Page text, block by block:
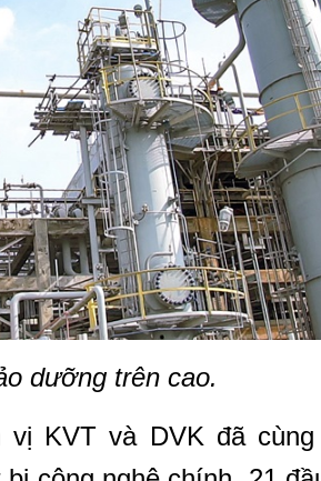
dưỡng trên cao.
vị KVT và DVK đã